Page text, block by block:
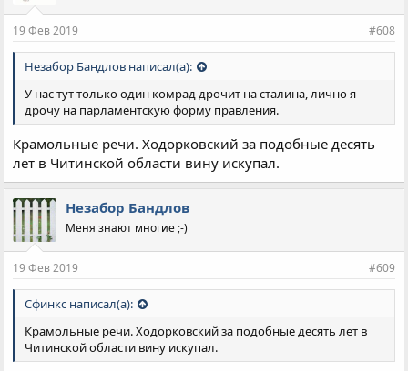
19 Фев 2019 #608
Незабор Бандлов написал(а):
У нас тут только один комрад дрочит на сталина, лично я
дрочу на парламентскую форму правления.
Крамольные речи. Ходорковский за подобные десять
лет в Читинской области вину искупал.
Незабор Бандлов
Меня знают многие ;-)
19 Фев 2019 #609
Сфинкс написал(а):
Крамольные речи. Ходорковский за подобные десять лет в
Читинской области вину искупал.